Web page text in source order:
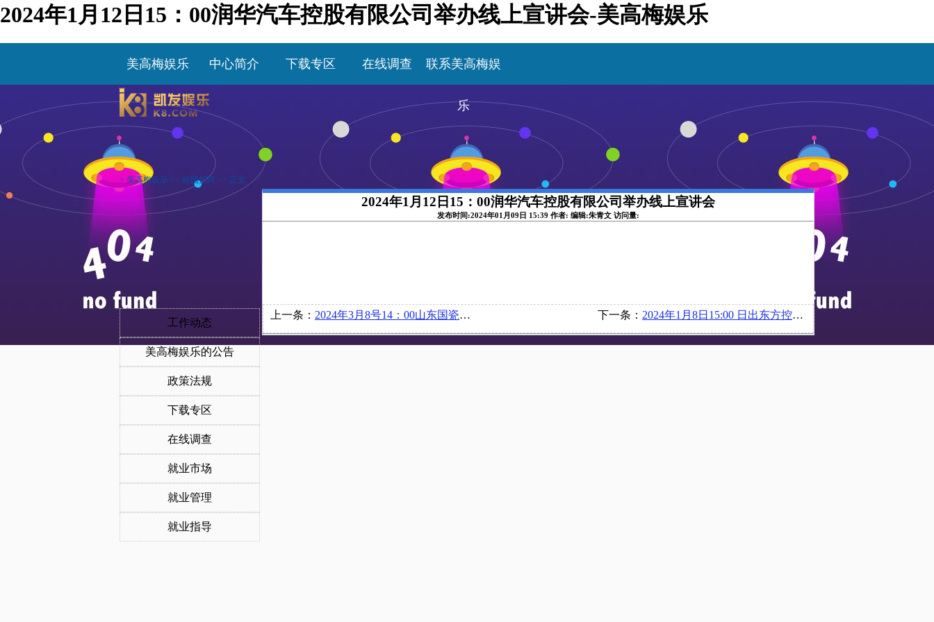
2024年1月12日15：00润华汽车控股有限公司举办线上宣讲会-美高梅娱乐
美高梅娱乐 中心简介 下载专区 在线调查 联系美高梅娱
乐
> 美高梅娱乐 >> 校园招聘 >> 正文
工作动态
美高梅娱乐的公告
政策法规
下载专区
在线调查
就业市场
就业管理
就业指导
2024年1月12日15：00润华汽车控股有限公司举办线上宣讲会
发布时间:2024年01月09日 15:39 作者: 编辑:朱青文 访问量:
上一条： 2024年3月8号14：00山东国瓷功能材料股份有限公司在博文楼218举办宣讲会 下一条： 2024年1月8日15:00 日出东方控股股份有限公司举办线上宣讲会